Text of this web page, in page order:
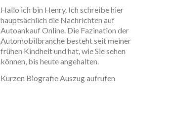
Hallo ich bin Henry. Ich schreibe hier
hauptsächlich die Nachrichten auf
Autoankauf Online. Die Fazination der
Automobilbranche besteht seit meiner
frühen Kindheit und hat, wie Sie sehen
können, bis heute angehalten.
Kurzen Biografie Auszug aufrufen